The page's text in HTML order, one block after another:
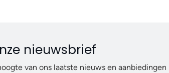
nieuwsbrief
van ons laatste nieuws en aanbiedingen